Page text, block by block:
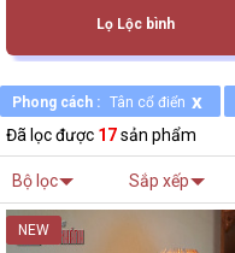
Lọ Lộc bình
Phong cách : Tân cổ điển x
Đã lọc được 17sản phẩm
Bộ lọc Sắp xếp
NEW